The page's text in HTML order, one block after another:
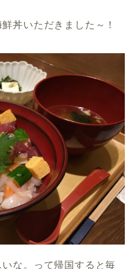
丼いただきました～！
な。って帰国すると毎